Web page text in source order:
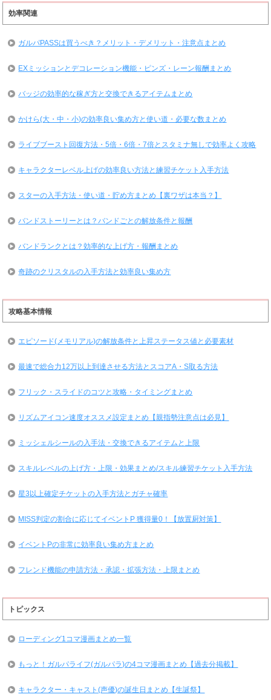
効率関連
ガルパPASSは買うべき？メリット・デメリット・注意点まとめ
EXミッションとデコレーション機能・ピンズ・レーン報酬まとめ
バッジの効率的な稼ぎ方と交換できるアイテムまとめ
かけら(大・中・小)の効率良い集め方と使い道・必要な数まとめ
ライブブースト回復方法・5倍・6倍・7倍とスタミナ無しで効率よく攻略
キャラクターレベル上げの効率良い方法と練習チケット入手方法
スターの入手方法・使い道・貯め方まとめ【裏ワザは本当？】
バンドストーリーとは？バンドごとの解放条件と報酬
バンドランクとは？効率的な上げ方・報酬まとめ
奇跡のクリスタルの入手方法と効率良い集め方
攻略基本情報
エピソード(メモリアル)の解放条件と上昇ステータス値と必要素材
最速で総合力12万以上到達させる方法とスコアA・S取る方法
フリック・スライドのコツと攻略・タイミングまとめ
リズムアイコン速度オススメ設定まとめ【親指勢注意点は必見】
ミッシェルシールの入手法・交換できるアイテムと上限
スキルレベルの上げ方・上限・効果まとめ/スキル練習チケット入手方法
星3以上確定チケットの入手方法とガチャ確率
MISS判定の割合に応じてイベントP 獲得量0！【放置厨対策】
イベントPの非常に効率良い集め方まとめ
フレンド機能の申請方法・承認・拡張方法・上限まとめ
トピックス
ローディング1コマ漫画まとめ一覧
もっと！ガルパライフ(ガルパラ)の4コマ漫画まとめ【過去分掲載】
キャラクター・キャスト(声優)の誕生日まとめ【生誕祭】